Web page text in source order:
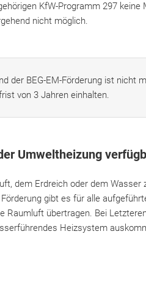
KfW-Programm 297 keine
nicht möglich.
der BEG-EM-Förderung ist nicht
von 3 Jahren einhalten.
Umweltheizung
dem Erdreich oder dem Wasser
gibt es für alle
Raumluft übertragen. Bei
Heizsystem